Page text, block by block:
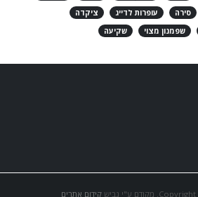
סירה עופרות לדייג
ציקדה
שפמנון מצוי שקיעה
קידום אתרים